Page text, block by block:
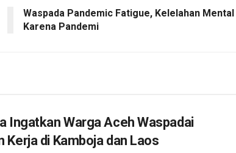
Waspada Pandemic Fatigue, Kelelahan Mental
Karena Pandemi
Ingatkan Warga Aceh Waspadai
Kerja di Kamboja dan Laos